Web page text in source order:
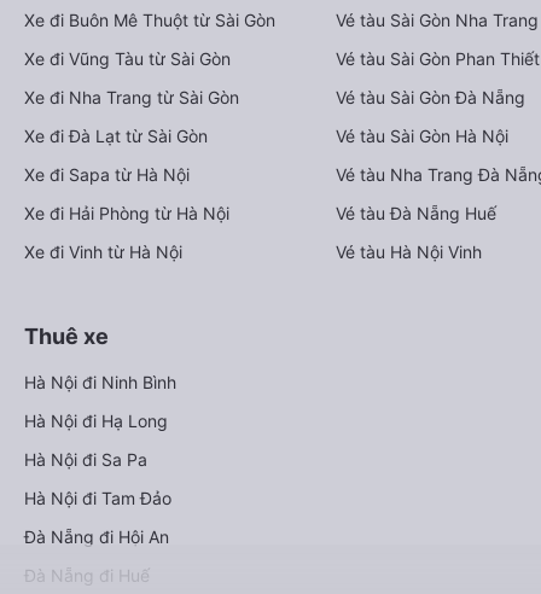
Xe đi Buôn Mê Thuột từ Sài Gòn
Xe đi Vũng Tàu từ Sài Gòn
Xe đi Nha Trang từ Sài Gòn
Xe đi Đà Lạt từ Sài Gòn
Xe đi Sapa từ Hà Nội
Xe đi Hải Phòng từ Hà Nội
Xe đi Vinh từ Hà Nội
Vé tàu Sài Gòn Nha Trang
Vé tàu Sài Gòn Phan Thiết
Vé tàu Sài Gòn Đà Nẵng
Vé tàu Sài Gòn Hà Nội
Vé tàu Nha Trang Đà
Vé tàu Đà Nẵng Huế
Vé tàu Hà Nội Vinh
Thuê xe
Hà Nội đi Ninh Bình
Hà Nội đi Hạ Long
Hà Nội đi Sa Pa
Hà Nội đi Tam Đảo
Đà Nẵng đi Hội An
Đà Nẵng đi Huế